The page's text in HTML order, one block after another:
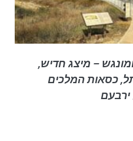
– מיצג חדיש,
כסאות המלכים